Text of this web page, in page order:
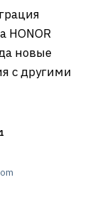
HONOR
новые
с другими